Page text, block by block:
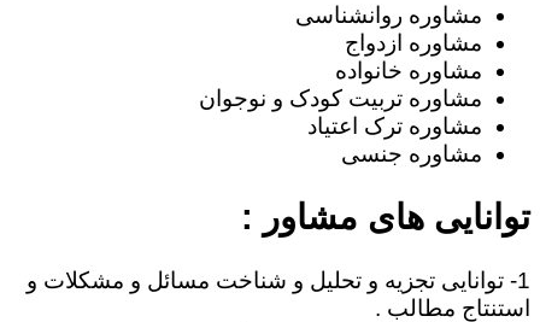
مشاوره روانشناسی
مشاوره ازدواج
مشاوره خانواده
مشاوره تربیت کودک و نوجوان
مشاوره ترک اعتیاد
مشاوره جنسی
توانایی های مشاور :
1- توانایی تجزیه و تحلیل و شناخت مسائل و مشکلات و
استنتاج مطالب .